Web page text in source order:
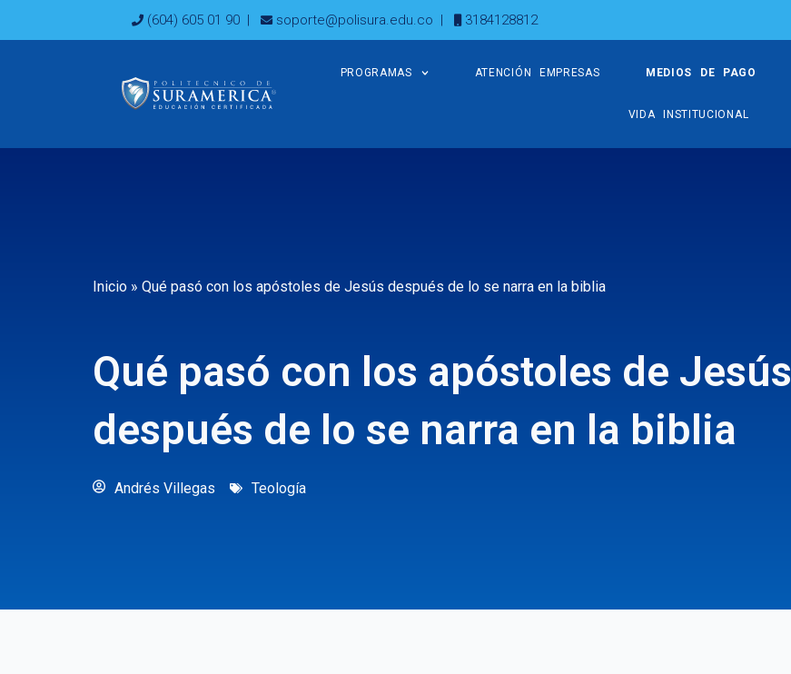
(604) 605 01 90 | soporte@polisura.edu.co | 3184128812
PROGRAMAS ATENCIÓN EMPRESAS MEDIOS DE PAGO
VIDA INSTITUCIONAL
Inicio » Qué pasó con los apóstoles de Jesús después de lo se narra en la biblia
Qué pasó con los apóstoles de Jesús
después de lo se narra en la biblia
Andrés Villegas Teología